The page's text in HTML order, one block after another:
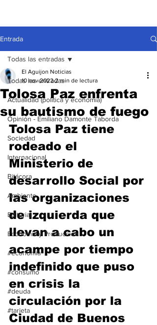
Entrada
Todas las entradas
Actualidad (política y economía)
Opinión - Emiliano Damonte Taborda
Sociedad
Internacional
Bitácora
Ambiente
Editorial
Economía y Producción
#economia
#consumo
#deuda
#tarjeta
Todas las entradas
Tolosa Paz enfrenta
su bautismo de fuego
El Aguijon Noticias
10 nov 2022 2 min de lectura
Tolosa Paz tiene
rodeado el
Ministerio de
desarrollo Social por
las organizaciones
de izquierda que
llevan a cabo un
acampe por tiempo
indefinido que puso
en crisis la
circulación por la
Ciudad de Buenos